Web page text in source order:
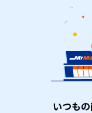
いつも